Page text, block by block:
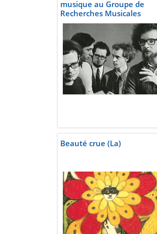
musique au Groupe de
Recherches Musicales
Beauté crue (La)